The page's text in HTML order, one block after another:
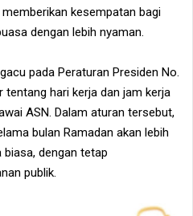
kesempatan bagi
dengan lebih nyaman.
pada Peraturan Presiden No.
tentang hari kerja dan jam kerja
ASN. Dalam aturan tersebut,
bulan Ramadan akan lebih
biasa, dengan tetap
publik.